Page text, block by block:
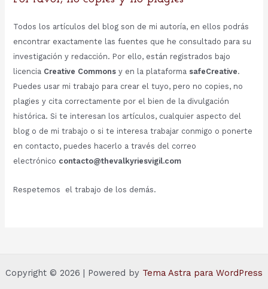
Todos los artículos del blog son de mi autoría, en ellos podrás
encontrar exactamente las fuentes que he consultado para su
investigación y redacción. Por ello, están registrados bajo
licencia Creative Commonsy en la plataforma safeCreative.
Puedes usar mi trabajo para crear el tuyo, pero no copies, no
plagies y cita correctamente por el bien de la divulgación
histórica. Si te interesan los artículos, cualquier aspecto del
blog o de mi trabajo o si te interesa trabajar conmigo o ponerte
en contacto, puedes hacerlo a través del correo
electrónico contacto@thevalkyriesvigil.com
Respetemos el trabajo de los demás.
Copyright © 2026 | Powered by Tema Astra para WordPress